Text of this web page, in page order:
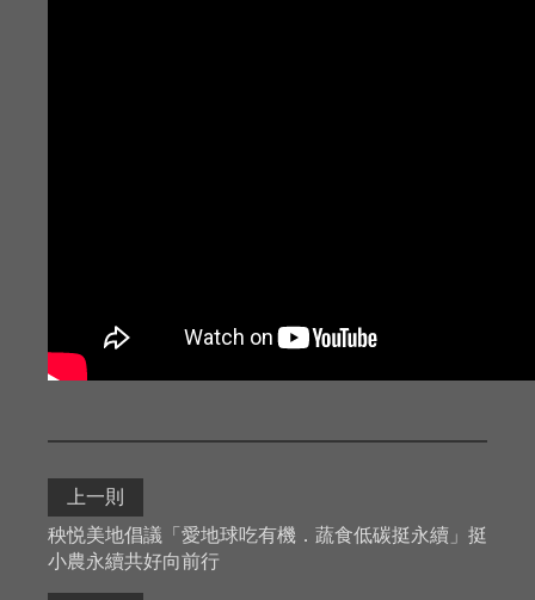
上一則
秧悦美地倡議「愛地球吃有機．蔬食低碳挺永續」挺
小農永續共好向前行